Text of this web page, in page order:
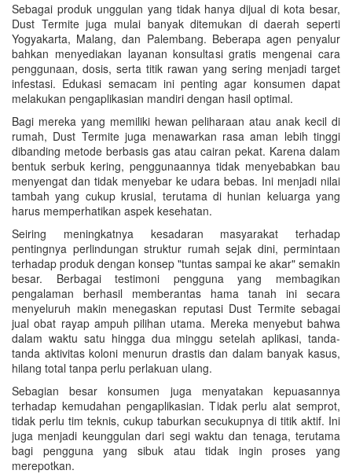
Sebagai produk unggulan yang tidak hanya dijual di kota besar,
Dust Termite juga mulai banyak ditemukan di daerah seperti
Yogyakarta, Malang, dan Palembang. Beberapa agen penyalur
bahkan menyediakan layanan konsultasi gratis mengenai cara
penggunaan, dosis, serta titik rawan yang sering menjadi target
infestasi. Edukasi semacam ini penting agar konsumen dapat
melakukan pengaplikasian mandiri dengan hasil optimal.
Bagi mereka yang memiliki hewan peliharaan atau anak kecil di
rumah, Dust Termite juga menawarkan rasa aman lebih tinggi
dibanding metode berbasis gas atau cairan pekat. Karena dalam
bentuk serbuk kering, penggunaannya tidak menyebabkan bau
menyengat dan tidak menyebar ke udara bebas. Ini menjadi nilai
tambah yang cukup krusial, terutama di hunian keluarga yang
harus memperhatikan aspek kesehatan.
Seiring meningkatnya kesadaran masyarakat terhadap
pentingnya perlindungan struktur rumah sejak dini, permintaan
terhadap produk dengan konsep "tuntas sampai ke akar" semakin
besar. Berbagai testimoni pengguna yang membagikan
pengalaman berhasil memberantas hama tanah ini secara
menyeluruh makin menegaskan reputasi Dust Termite sebagai
jual obat rayap ampuh pilihan utama. Mereka menyebut bahwa
dalam waktu satu hingga dua minggu setelah aplikasi, tanda-
tanda aktivitas koloni menurun drastis dan dalam banyak kasus,
hilang total tanpa perlu perlakuan ulang.
Sebagian besar konsumen juga menyatakan kepuasannya
terhadap kemudahan pengaplikasian. Tidak perlu alat semprot,
tidak perlu tim teknis, cukup taburkan secukupnya di titik aktif. Ini
juga menjadi keunggulan dari segi waktu dan tenaga, terutama
bagi pengguna yang sibuk atau tidak ingin proses yang
merepotkan.